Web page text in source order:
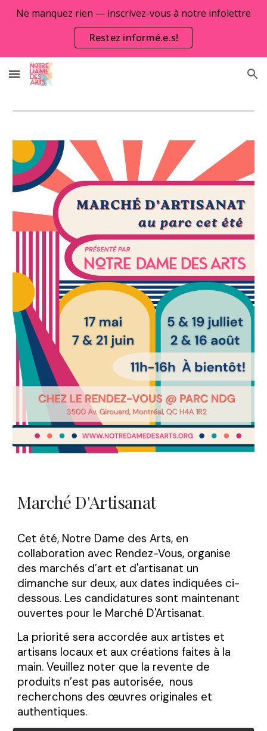
Skip to main content
Ne manquez rien — inscrivez-vous à notre infolettre
Restez informé.e.s!
Marché D'Artisanat
Cet été, Notre Dame des Arts, en
collaboration avec Rendez-Vous, organise
des marchés d’art et d'artisanat un
dimanche sur deux, aux dates indiquées ci-
dessous. Les candidatures sont maintenant
ouvertes pour le Marché D'Artisanat.
La priorité sera accordée aux artistes et
artisans locaux et aux créations faites à la
main. Veuillez noter que la revente de
produits n’est pas autorisée, nous
recherchons des œuvres originales et
authentiques.